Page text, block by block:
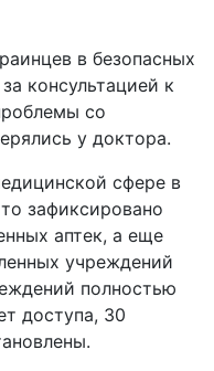
в безопасных
консультацией к
со
у доктора.
сфере в
зафиксировано
аптек, а еще
учреждений
полностью
доступа, 30